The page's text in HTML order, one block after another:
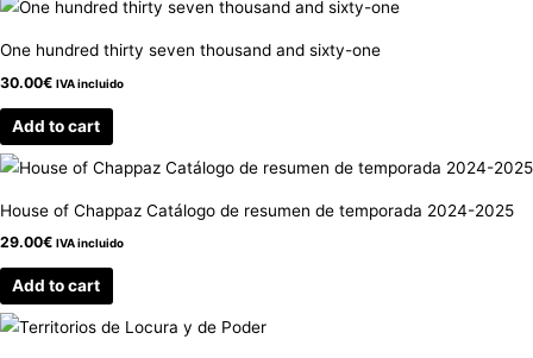
One hundred thirty seven thousand and sixty-one
30.00€ IVA incluido
Add to cart
House of Chappaz Catálogo de resumen de temporada 2024-2025
29.00€ IVA incluido
Add to cart